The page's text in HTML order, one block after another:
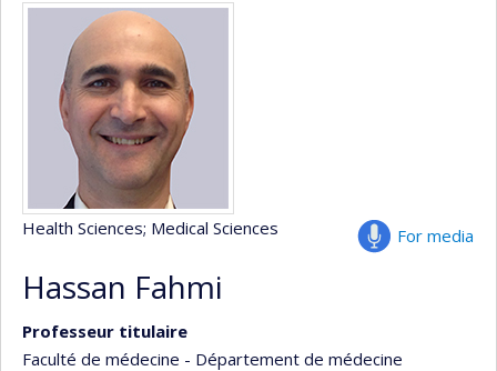
For media
Health Sciences; Medical Sciences
Hassan Fahmi
Professeur titulaire
Faculté de médecine - Département de médecine